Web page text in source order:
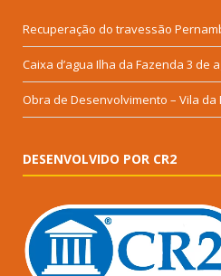
Recuperação do travessão
Caixa d’agua Ilha da Fazenda 3 de
Obra de Desenvolvimento – Vila da
DESENVOLVIDO POR CR2